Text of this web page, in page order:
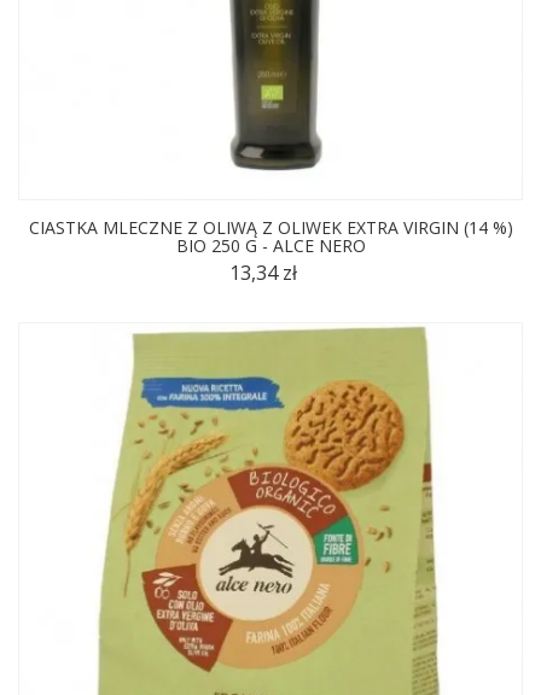
CIASTKA MLECZNE Z OLIWĄ Z OLIWEK EXTRA VIRGIN (14 %)
BIO 250 G - ALCE NERO
13,34 zł